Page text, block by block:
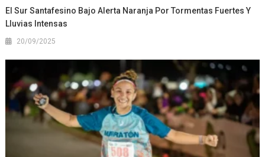
El Sur Santafesino Bajo Alerta Naranja Por Tormentas Fuertes Y
Lluvias Intensas
20/09/2025